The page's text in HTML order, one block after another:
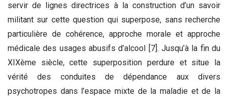
servir de lignes directrices à la construction d’un savoir
militant sur cette question qui superpose, sans recherche
particulière de cohérence, approche morale et approche
médicale des usages abusifs d’alcool [7]. Jusqu’à la fin du
XIXème siècle, cette superposition perdure et situe la
vérité des conduites de dépendance aux divers
psychotropes dans l’espace mixte de la maladie et de la